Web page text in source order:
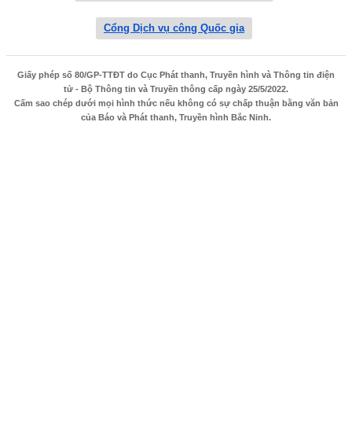
Cổng Dịch vụ công Quốc gia
Giấy phép số 80/GP-TTĐT do Cục Phát thanh, Truyền hình và Thông tin điện
tử - Bộ Thông tin và Truyền thông cấp ngày 25/5/2022.
Cấm sao chép dưới mọi hình thức nếu không có sự chấp thuận bằng văn bản
của Báo và Phát thanh, Truyền hình Bắc Ninh.